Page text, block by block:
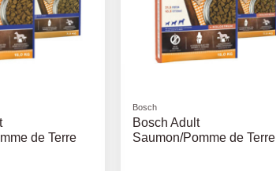
de Terre
Bosch
Bosch Adult
Saumon/Pomme de Terre